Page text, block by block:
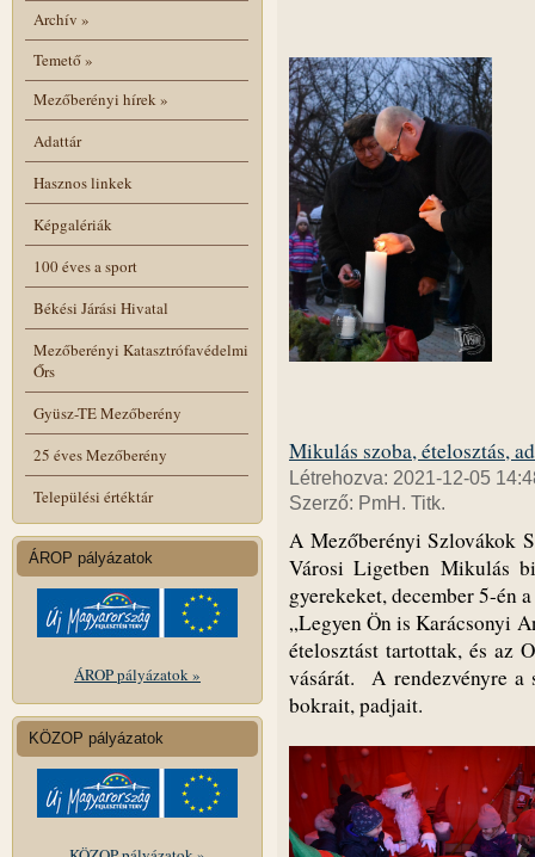
Archív »
Temető»
Mezőberényi hírek»
Adattár
Hasznos linkek
Képgalériák
100 éves a sport
Békési Járási Hivatal
Mezőberényi Katasztrófavédelmi
Őrs
Gyüsz-TE Mezőberény
25 éves Mezőberény
Települési értéktár
ÁROP pályázatok
ÁROP pályázatok »
KÖZOP pályázatok
Mikulás szoba, ételosztás,
Létrehozva: 2021-12-05
Szerző: PmH. Titk.
A Mezőberényi Szlovákok
Városi Ligetben Mikulás
gyerekeket, december 5-én
„Legyen Ön is Karácsonyi
ételosztást tartottak, és az
vásárát. A rendezvényre a
bokrait, padjait.